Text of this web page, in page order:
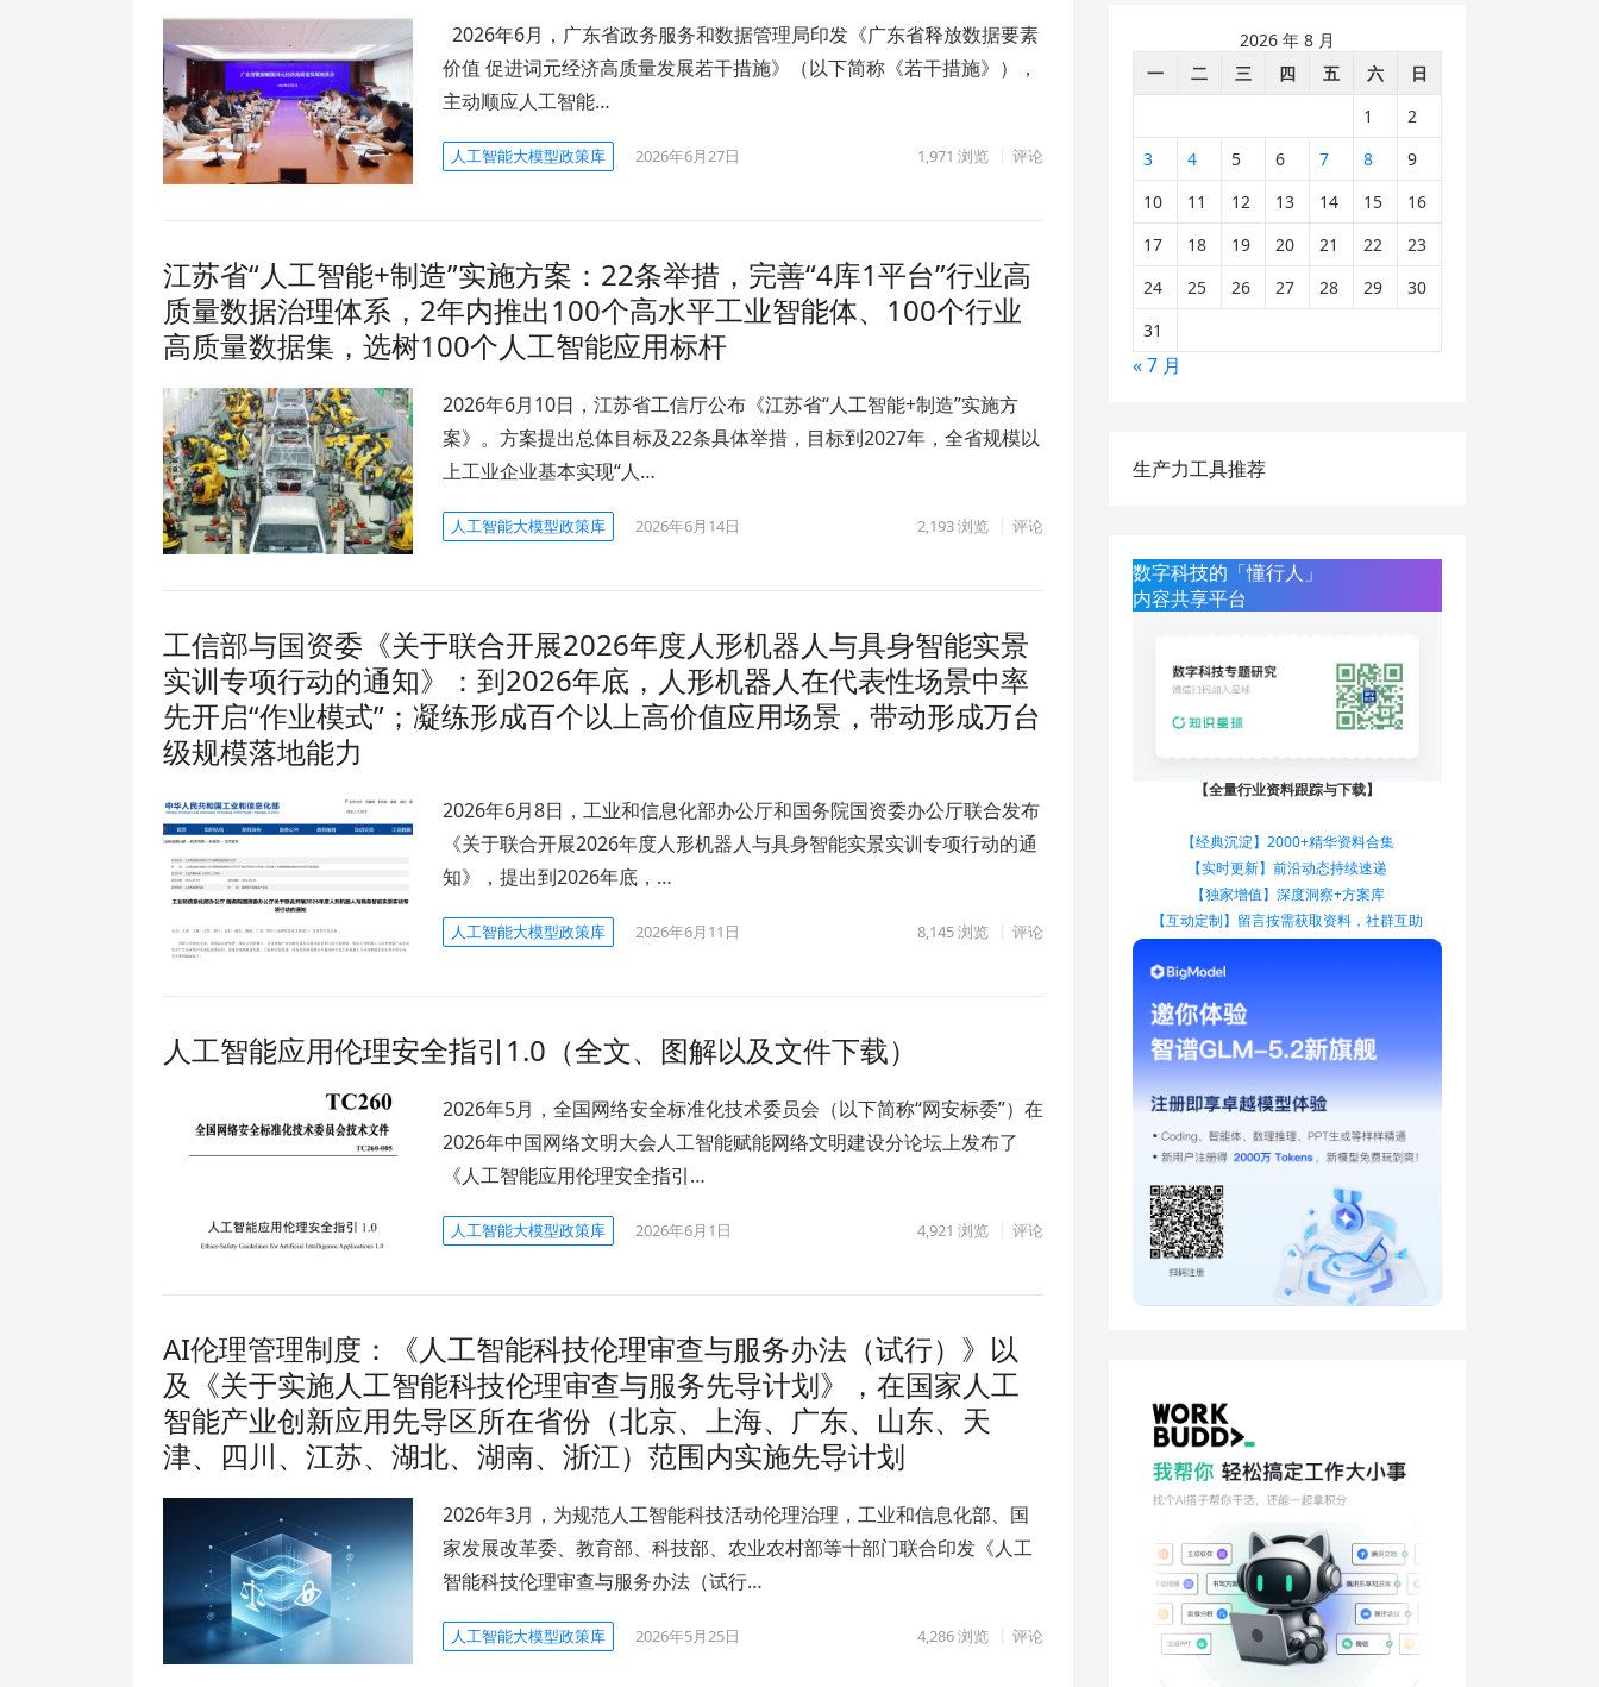
2026年6月，广东省政务服务和数据管理局印发《广东省释放数据要素
价值 促进词元经济高质量发展若干措施》（以下简称《若干措施》），
主动顺应人工智能…
人工智能大模型政策库 2026年6月27日 1,971 浏览 评论
江苏省“人工智能+制造”实施方案：22条举措，完善“4库1平台”行业高
质量数据治理体系，2年内推出100个高水平工业智能体、100个行业
高质量数据集，选树100个人工智能应用标杆
2026年6月10日，江苏省工信厅公布《江苏省“人工智能+制造”实施方
案》。方案提出总体目标及22条具体举措，目标到2027年，全省规模以
上工业企业基本实现“人…
人工智能大模型政策库 2026年6月14日 2,193浏览 评论
工信部与国资委《关于联合开展2026年度人形机器人与具身智能实景
实训专项行动的通知》：到2026年底，人形机器人在代表性场景中率
先开启“作业模式”；凝练形成百个以上高价值应用场景，带动形成万台
级规模落地能力
2026年6月8日，工业和信息化部办公厅和国务院国资委办公厅联合发布
《关于联合开展2026年度人形机器人与具身智能实景实训专项行动的通
知》，提出到2026年底，…
人工智能大模型政策库 2026年6月11日 8,145浏览 评论
人工智能应用伦理安全指引1.0（全文、图解以及文件下载）
2026年5月，全国网络安全标准化技术委员会（以下简称“网安标委”）在
2026年中国网络文明大会人工智能赋能网络文明建设分论坛上发布了
《人工智能应用伦理安全指引…
人工智能大模型政策库 2026年6月1日 4,921 浏览 评论
AI伦理管理制度：《人工智能科技伦理审查与服务办法（试行）》以
及《关于实施人工智能科技伦理审查与服务先导计划》，在国家人工
智能产业创新应用先导区所在省份（北京、上海、广东、山东、天
津、四川、江苏、湖北、湖南、浙江）范围内实施先导计划
2026年3月，为规范人工智能科技活动伦理治理，工业和信息化部、国
家发展改革委、教育部、科技部、农业农村部等十部门联合印发《人工
智能科技伦理审查与服务办法（试行…
人工智能大模型政策库 2026年5月25日 4,286浏览 评论
2026 年 8 月
一
二 三 四 五 六
日
1
2
3
4 5 6 7 8
9
10
11 12 13 14 15
16
17
18 19 20 21 22
23
24
25 26 27 28 29
30
31
« 7 月
生产力工具推荐
数字科技的「懂行人」
内容共享平台
【全量行业资料跟踪与下载】
【经典沉淀】2000+精华资料合集
【实时更新】前沿动态持续速递
【独家增值】深度洞察+方案库
【互动定制】留言按需获取资料，社群互助